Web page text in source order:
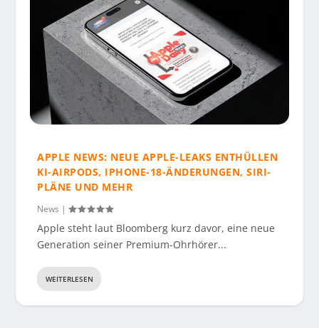
APPLE NEWS: NEUE APPLE-LEAKS ENTHÜLLEN
KI-AIRPODS, IPHONE-18-ÄNDERUNGEN, SIRI-
PLÄNE UND MEHR
News |
Apple steht laut Bloomberg kurz davor, eine neue
Generation seiner Premium-Ohrhörer...
WEITERLESEN